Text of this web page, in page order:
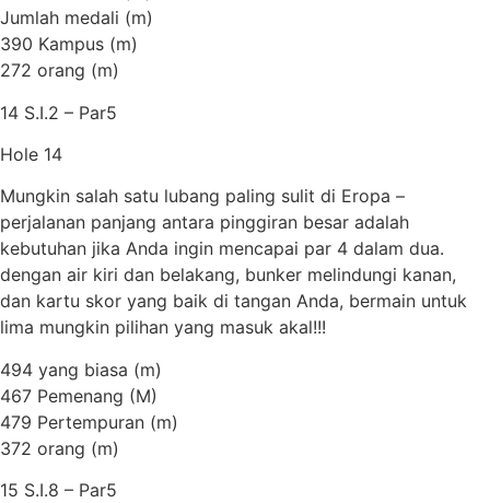
Jumlah medali (m)
390 Kampus (m)
272 orang (m)
14 S.I.2 – Par5
Hole 14
Mungkin salah satu lubang paling sulit di Eropa –
perjalanan panjang antara pinggiran besar adalah
kebutuhan jika Anda ingin mencapai par 4 dalam dua.
dengan air kiri dan belakang, bunker melindungi kanan,
dan kartu skor yang baik di tangan Anda, bermain untuk
lima mungkin pilihan yang masuk akal!!!
494 yang biasa (m)
467 Pemenang (M)
479 Pertempuran (m)
372 orang (m)
15 S.I.8 – Par5